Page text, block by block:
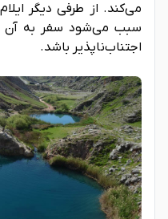
می‌کند. از طرفی دیگر
سبب می‌شود سفر به آن
اجتناب‌ناپذیر باشد.